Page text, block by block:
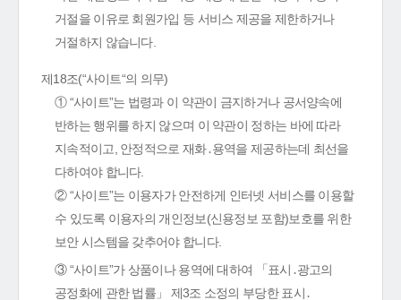
거절을 이유로 회원가입 등 서비스 제공을 제한하거나
거절하지 않습니다.
제18조(“사이트“의 의무)
① “사이트”는 법령과 이 약관이 금지하거나 공서양속에
반하는 행위를 하지 않으며 이 약관이 정하는 바에 따라
지속적이고, 안정적으로 재화․용역을 제공하는데 최선을
다하여야 합니다.
② “사이트”는 이용자가 안전하게 인터넷 서비스를 이용할
수 있도록 이용자의 개인정보(신용정보 포함)보호를 위한
보안 시스템을 갖추어야 합니다.
③ “사이트”가 상품이나 용역에 대하여 「표시․광고의
공정화에 관한 법률」 제3조 소정의 부당한 표시․